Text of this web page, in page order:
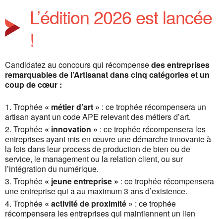
L’édition 2026 est lancée
!
Candidatez au concours qui récompensedes entreprises
remarquables de l’Artisanat dans cinq catégories et un
coup de cœur :
Trophée « métier d’art » : ce trophée récompensera un
artisan ayant un code APE relevant des métiers d’art.
Trophée « innovation » : ce trophée récompensera les
entreprises ayant mis en œuvre une démarche innovante à
la fois dans leur process de production de bien ou de
service, le management ou la relation client, ou sur
l’intégration du numérique.
Trophée « jeune entreprise » : ce trophée récompensera
une entreprise qui a au maximum 3 ans d’existence.
Trophée « activité de proximité » : ce trophée
récompensera les entreprises qui maintiennent un lien